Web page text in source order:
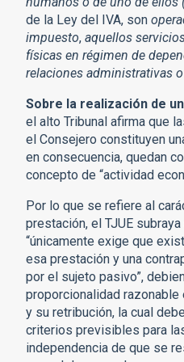
de la Ley del IVA, son
impuesto, aquellos
físicas en régimen de
relaciones administrativas
Sobre la realización de
el alto Tribunal afirma que
el Consejero constituyen
en consecuencia, quedan
concepto de “actividad
Por lo que se refiere al
prestación, el TJUE
“únicamente exige que
esa prestación y una
por el sujeto pasivo”,
proporcionalidad
y su retribución, la cual
criterios previsibles para
independencia de que se